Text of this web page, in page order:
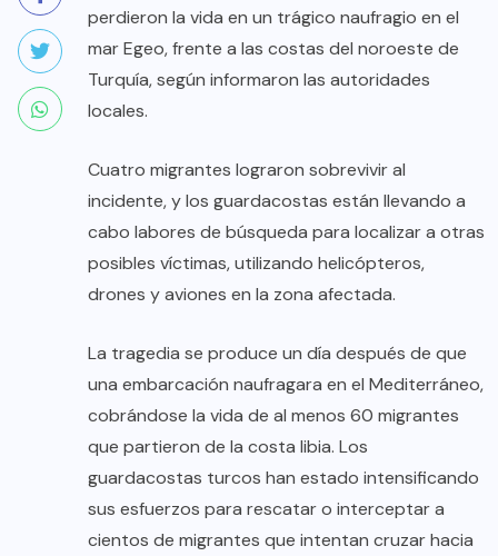
perdieron la vida en un trágico naufragio en el
mar Egeo, frente a las costas del noroeste de
Turquía, según informaron las autoridades
locales.
Cuatro migrantes lograron sobrevivir al
incidente, y los guardacostas están llevando a
cabo labores de búsqueda para localizar a otras
posibles víctimas, utilizando helicópteros,
drones y aviones en la zona afectada.
La tragedia se produce un día después de que
una embarcación naufragara en el Mediterráneo,
cobrándose la vida de al menos 60 migrantes
que partieron de la costa libia. Los
guardacostas turcos han estado intensificando
sus esfuerzos para rescatar o interceptar a
cientos de migrantes que intentan cruzar hacia